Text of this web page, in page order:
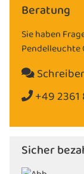
Beratung
Sie haben
Pendelleuchte
+49 2361
Sicher